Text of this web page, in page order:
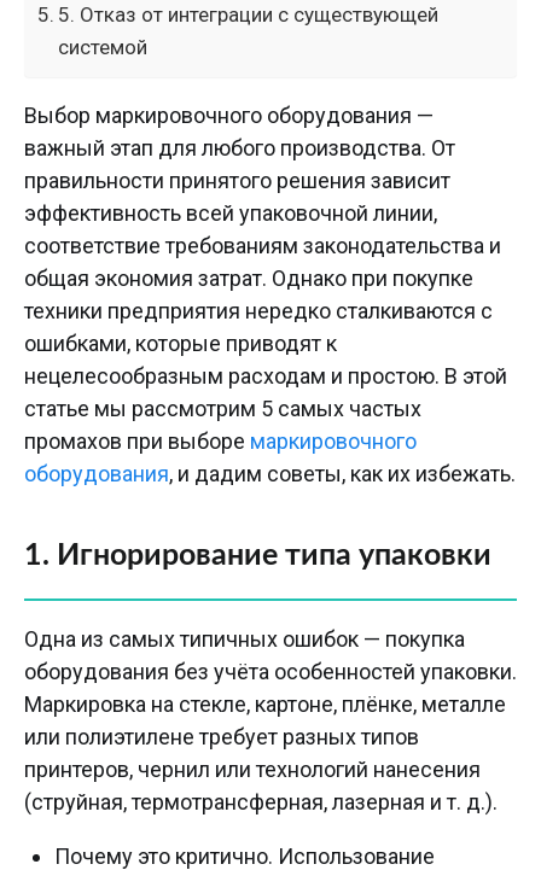
5. Отказ от интеграции с существующей
системой
Выбор маркировочного оборудования —
важный этап для любого производства. От
правильности принятого решения зависит
эффективность всей упаковочной линии,
соответствие требованиям законодательства и
общая экономия затрат. Однако при покупке
техники предприятия нередко сталкиваются с
ошибками, которые приводят к
нецелесообразным расходам и простою. В этой
статье мы рассмотрим 5 самых частых
промахов при выборе маркировочного
оборудования, и дадим советы, как их избежать.
1. Игнорирование типа упаковки
Одна из самых типичных ошибок — покупка
оборудования без учёта особенностей упаковки.
Маркировка на стекле, картоне, плёнке, металле
или полиэтилене требует разных типов
принтеров, чернил или технологий нанесения
(струйная, термотрансферная, лазерная и т. д.).
Почему это критично. Использование